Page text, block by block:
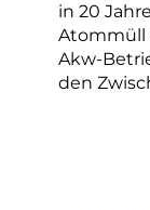
in 20
Atommüll
Akw-
den